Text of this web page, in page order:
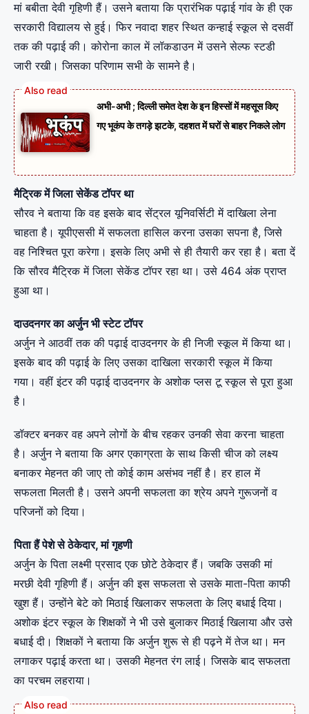
मां बबीता देवी गृहिणी हैं। उसने बताया कि प्रारंभिक पढ़ाई गांव के ही एक
सरकारी विद्यालय से हुई। फिर नवादा शहर स्थित कन्हाई स्कूल से दसवीं
तक की पढ़ाई की। कोरोना काल में लॉकडाउन में उसने सेल्फ स्टडी
जारी रखी। जिसका परिणाम सभी के सामने है।
अभी-अभी ; दिल्ली समेत देश के इन हिस्सों में महसूस किए
गए भूकंप के तगड़े झटके, दहशत में घरों से बाहर निकले लोग
मैट्रिक में जिला सेकेंड टॉपर था
सौरव ने बताया कि वह इसके बाद सेंट्रल यूनिवर्सिटी में दाखिला लेना
चाहता है। यूपीएससी में सफलता हासिल करना उसका सपना है, जिसे
वह निश्चित पूरा करेगा। इसके लिए अभी से ही तैयारी कर रहा है। बता दें
कि सौरव मैट्रिक में जिला सेकेंड टॉपर रहा था। उसे 464 अंक प्राप्त
हुआ था।
दाउदनगर का अर्जुन भी स्टेट टॉपर
अर्जुन ने आठवीं तक की पढ़ाई दाउदनगर के ही निजी स्कूल में किया था।
इसके बाद की पढ़ाई के लिए उसका दाखिला सरकारी स्कूल में किया
गया। वहीं इंटर की पढ़ाई दाउदनगर के अशोक प्लस टू स्कूल से पूरा हुआ
है।
डॉक्टर बनकर वह अपने लोगों के बीच रहकर उनकी सेवा करना चाहता
है। अर्जुन ने बताया कि अगर एकाग्रता के साथ किसी चीज को लक्ष्य
बनाकर मेहनत की जाए तो काेई काम असंभव नहीं है। हर हाल में
सफलता मिलती है। उसने अपनी सफलता का श्रेय अपने गुरूजनों व
परिजनों को दिया।
पिता हैं पेशे से ठेकेदार, मां गृहणी
अर्जुन के पिता लक्ष्मी प्रसाद एक छोटे ठेकेदार हैं। जबकि उसकी मां
मरछी देवी गृहिणी हैं। अर्जुन की इस सफलता से उसके माता-पिता काफी
खुश हैं। उन्होंने बेटे को मिठाई खिलाकर सफलता के लिए बधाई दिया।
अशोक इंटर स्कूल के शिक्षकों ने भी उसे बुलाकर मिठाई खिलाया और उसे
बधाई दी। शिक्षकों ने बताया कि अर्जुन शुरू से ही पढ़ने में तेज था। मन
लगाकर पढ़ाई करता था। उसकी मेहनत रंग लाई। जिसके बाद सफलता
का परचम लहराया।